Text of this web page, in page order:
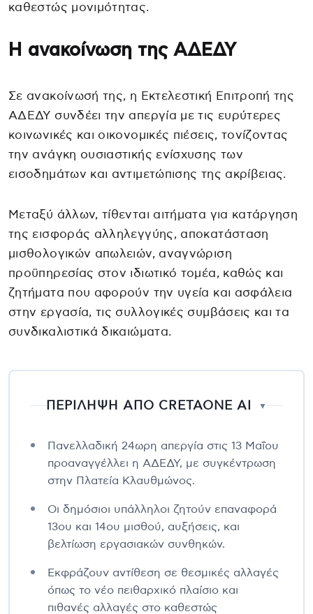
καθεστώς μονιμότητας.
Η ανακοίνωση της ΑΔΕΔΥ
Σε ανακοίνωσή της, η Εκτελεστική Επιτροπή της
ΑΔΕΔΥ συνδέει την απεργία με τις ευρύτερες
κοινωνικές και οικονομικές πιέσεις, τονίζοντας
την ανάγκη ουσιαστικής ενίσχυσης των
εισοδημάτων και αντιμετώπισης της ακρίβειας.
Μεταξύ άλλων, τίθενται αιτήματα για κατάργηση
της εισφοράς αλληλεγγύης, αποκατάσταση
μισθολογικών απωλειών, αναγνώριση
προϋπηρεσίας στον ιδιωτικό τομέα, καθώς και
ζητήματα που αφορούν την υγεία και ασφάλεια
στην εργασία, τις συλλογικές συμβάσεις και τα
συνδικαλιστικά δικαιώματα.
ΠΕΡΙΛΗΨΗ ΑΠΟ CRETAONE AI ▼
Πανελλαδική 24ωρη απεργία στις 13 Μαΐου
προαναγγέλλει η ΑΔΕΔΥ, με συγκέντρωση
στην Πλατεία Κλαυθμώνος.
Οι δημόσιοι υπάλληλοι ζητούν επαναφορά
13ου και 14ου μισθού, αυξήσεις, και
βελτίωση εργασιακών συνθηκών.
Εκφράζουν αντίθεση σε θεσμικές αλλαγές
όπως το νέο πειθαρχικό πλαίσιο και
πιθανές αλλαγές στο καθεστώς